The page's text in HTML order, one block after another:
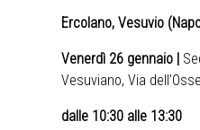
Ercolano, Vesuvio
Venerdì 26 gennaio |
Vesuviano, Via
dalle 10:30 alle 13:30